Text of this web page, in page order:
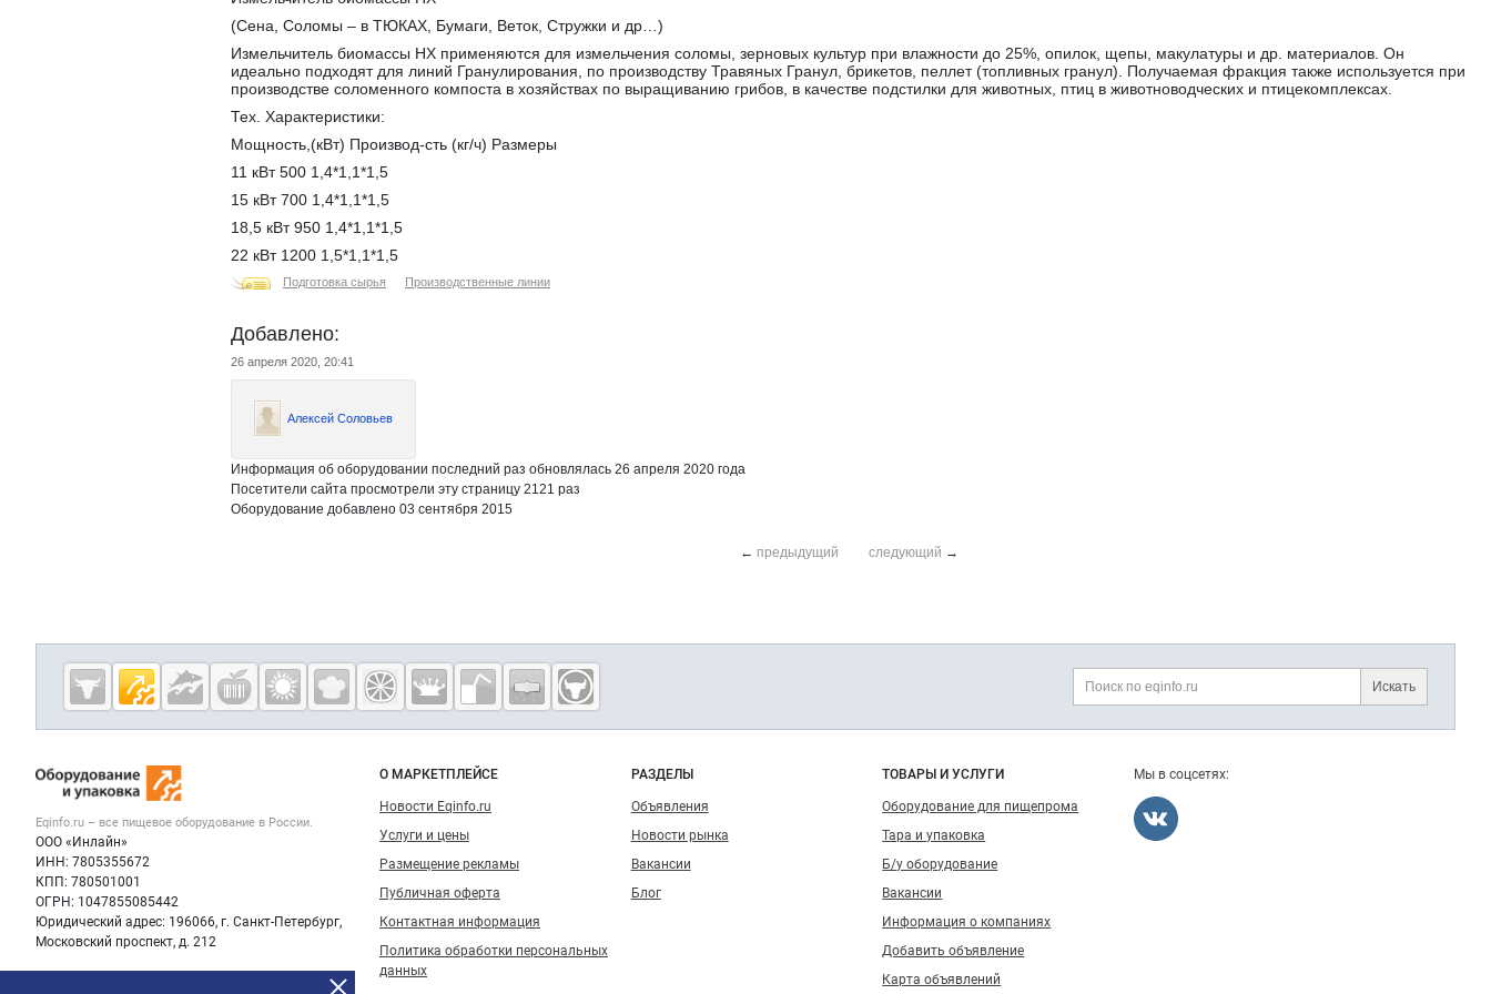
(Сена, Соломы – в ТЮКАХ, Бумаги, Веток, Стружки и др…)
Измельчитель биомассы НX применяются для измельчения соломы, зерновых культур при влажности до 25%, опилок, щепы, макулатуры и др. материалов. Он
идеально подходят для линий Гранулирования, по производству Травяных Гранул, брикетов, пеллет (топливных гранул). Получаемая фракция также используется при
производстве соломенного компоста в хозяйствах по выращиванию грибов, в качестве подстилки для животных, птиц в животноводческих и птицекомплексах.
Тех. Характеристики:
Мощность,(кВт) Производ-сть (кг/ч) Размеры
11 кВт 500 1,4*1,1*1,5
15 кВт 700 1,4*1,1*1,5
18,5 кВт 950 1,4*1,1*1,5
22 кВт 1200 1,5*1,1*1,5
Подготовка сырья Производственные линии
Добавлено:
26 апреля 2020, 20:41
Алексей Соловьев
Информация об оборудовании последний раз обновлялась 26 апреля 2020 года
Посетители сайта просмотрели эту страницу 2121 раз
Оборудование добавлено 03 сентября 2015
← предыдущий следующий →
Дополнительная информация
Искать
Cсылки на полезные проекты
Eqinfo.ru —
пищевое
и упаковка
Важные разделы и контакты
Eqinfo.ru – все пищевое оборудование в России.
ООО «Инлайн»
ИНН: 7805355672
КПП: 780501001
ОГРН: 1047855085442
Юридический адрес: 196066, г. Санкт-Петербург,
Московский проспект, д. 212
Навигация по сайту
О МАРКЕТПЛЕЙСЕ
Новости Eqinfo.ru
Услуги и цены
Размещение рекламы
Публичная оферта
Контактная информация
Политика обработки персональных
данных
РАЗДЕЛЫ
Объявления
Новости рынка
Вакансии
Блог
ТОВАРЫ И УСЛУГИ
Оборудование для пищепрома
Тара и упаковка
Б/у оборудование
Вакансии
Информация о компаниях
Добавить объявление
Карта объявлений
Мы в соцсетях: